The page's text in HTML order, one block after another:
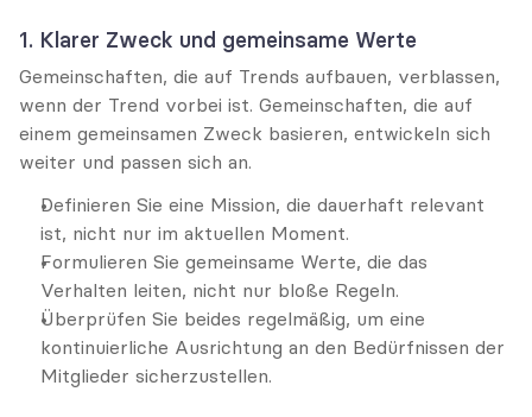
1. Klarer Zweck und gemeinsame Werte
Gemeinschaften, die auf Trends aufbauen, verblassen,
wenn der Trend vorbei ist. Gemeinschaften, die auf
einem gemeinsamen Zweck basieren, entwickeln sich
weiter und passen sich an.
Definieren Sie eine Mission, die dauerhaft relevant
ist, nicht nur im aktuellen Moment.
Formulieren Sie gemeinsame Werte, die das
Verhalten leiten, nicht nur bloße Regeln.
Überprüfen Sie beides regelmäßig, um eine
kontinuierliche Ausrichtung an den Bedürfnissen der
Mitglieder sicherzustellen.